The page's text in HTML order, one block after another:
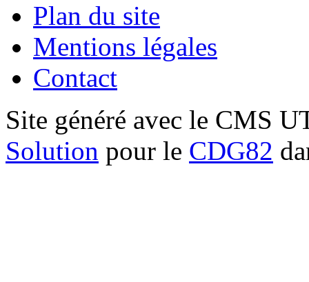
Plan du site
Mentions légales
Contact
Site généré avec le CMS
Solution pour le CDG82